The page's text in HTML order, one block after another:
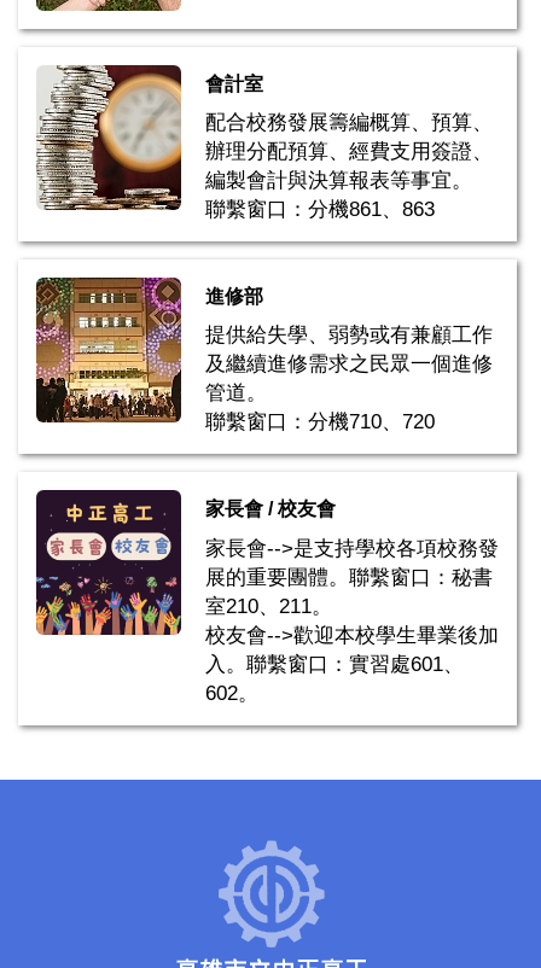
會計室
配合校務發展籌編概算、預算、
辦理分配預算、經費支用簽證、
編製會計與決算報表等事宜。
聯繫窗口：分機861、863
進修部
提供給失學、弱勢或有兼顧工作
及繼續進修需求之民眾一個進修
管道。
聯繫窗口：分機710、720
家長會 / 校友會
家長會-->是支持學校各項校務發
展的重要團體。聯繫窗口：秘書
室210、211。
校友會-->歡迎本校學生畢業後加
入。聯繫窗口：實習處601、
602。